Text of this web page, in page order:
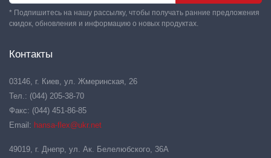
* Подпишитесь на нашу рассылку, чтобы получать ранние предложения
скидок, обновления и информацию о новых продуктах.
Контакты
03146, г. Киев, ул. Жмеринская, 26
Тел.: (044) 205-38-70
Факс: (044) 451-86-85
Email: hansa-flex@ukr.net
49019, г. Днепр, ул. Ак. Белелюбского, 36А